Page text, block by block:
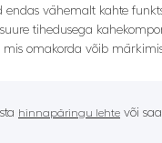
vähemalt kahte
tihedusega
omakorda võib
hinnapäringu lehte või